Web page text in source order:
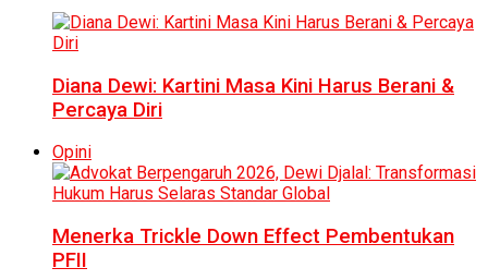
Diana Dewi: Kartini Masa Kini Harus Berani &
Percaya Diri
Opini
Menerka Trickle Down Effect Pembentukan
PFII